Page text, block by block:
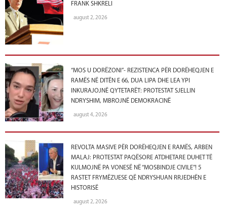
FRANK SHKRELI
august 2, 2026
“MOS U DORËZONI”- REZISTENCA PËR DORËHEQJEN E
RAMËS NË DITËN E 66, DUA LIPA DHE LEA YPI
INKURAJOJNË QYTETARËT: PROTESTAT SJELLIN
NDRYSHIM, MBROJNË DEMOKRACINË
august 4, 2026
REVOLTA MASIVE PËR DORËHEQJEN E RAMËS, ARBEN
MALAJ: PROTESTAT PAQËSORE ATDHETARE DUHET TË
KULMOJNË PA VONESË NË “MOSBINDJE CIVILE”! 5
RASTET FRYMËZUESE QË NDRYSHUAN RRJEDHËN E
HISTORISË
august 2, 2026